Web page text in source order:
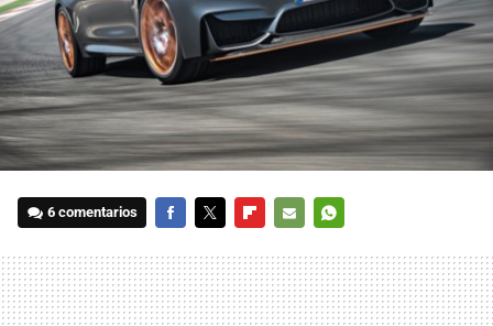
6 comentarios
MAIL